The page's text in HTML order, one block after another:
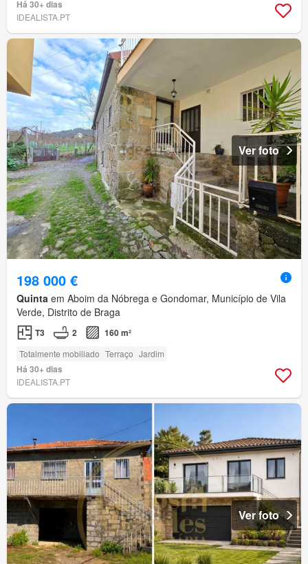
Há 30+ dias
IDEALISTA.PT
Ver foto
198 000 €
Quinta em Aboim da Nóbrega e Gondomar, Município de Vila
Verde, Distrito de Braga
T3 2 160 m²
Totalmente mobiliado Terraço Jardim
Há 30+ dias
IDEALISTA.PT
Ver foto